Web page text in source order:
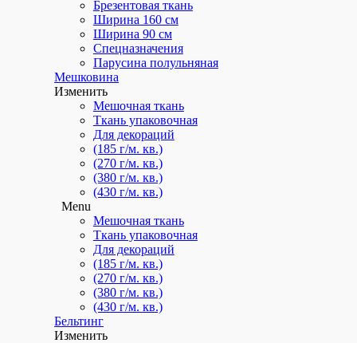
Брезентовая ткань
Ширина 160 см
Ширина 90 см
Спецназначения
Парусина полульняная
Мешковина
Изменить
Мешочная ткань
Ткань упаковочная
Для декораций
(185 г/м. кв.)
(270 г/м. кв.)
(380 г/м. кв.)
(430 г/м. кв.)
Menu
Мешочная ткань
Ткань упаковочная
Для декораций
(185 г/м. кв.)
(270 г/м. кв.)
(380 г/м. кв.)
(430 г/м. кв.)
Бельтинг
Изменить